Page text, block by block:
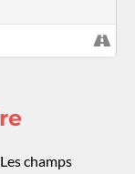
Les champs